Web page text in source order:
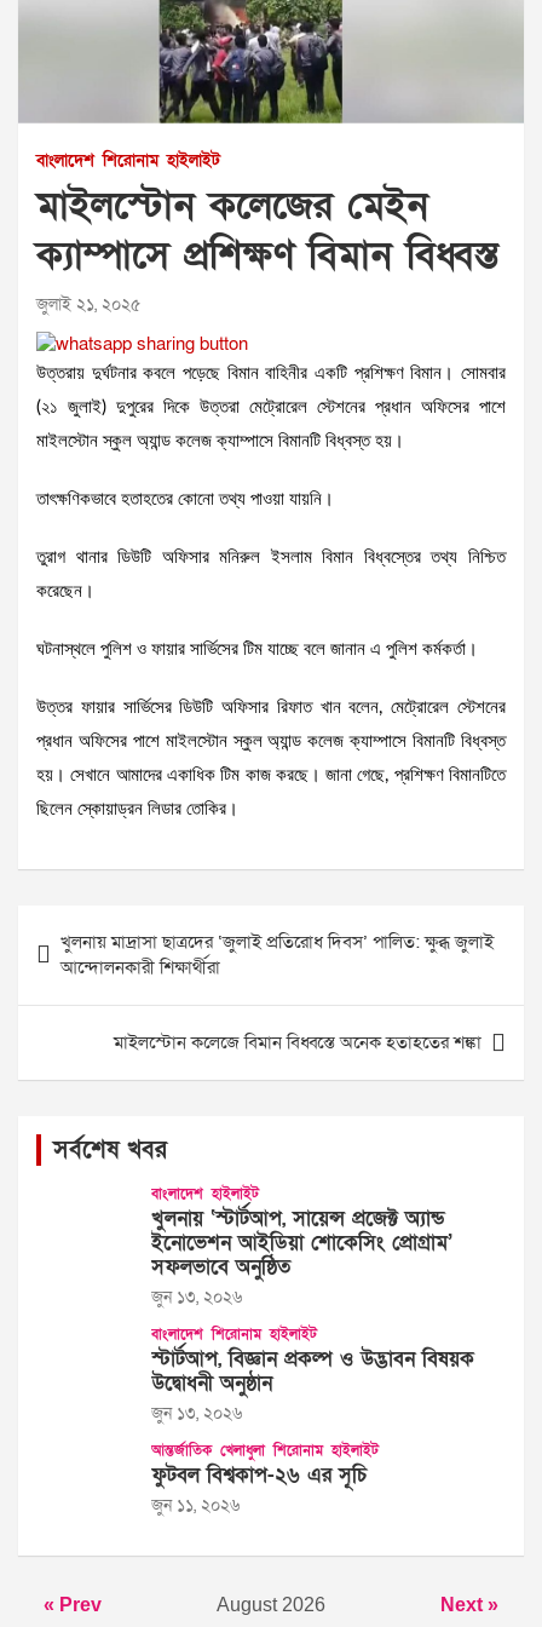
বাংলাদেশ শিরোনাম হাইলাইট
মাইলস্টোন কলেজের মেইন
ক্যাম্পাসে প্রশিক্ষণ বিমান বিধ্বস্ত
জুলাই ২১, ২০২৫
উত্তরায় দুর্ঘটনার কবলে পড়েছে বিমান বাহিনীর একটি প্রশিক্ষণ বিমান। সোমবার
(২১ জুলাই) দুপুরের দিকে উত্তরা মেট্রোরেল স্টেশনের প্রধান অফিসের পাশে
মাইলস্টোন স্কুল অ্যান্ড কলেজ ক্যাম্পাসে বিমানটি বিধ্বস্ত হয়।
তাৎক্ষণিকভাবে হতাহতের কোনো তথ্য পাওয়া যায়নি।
তুরাগ থানার ডিউটি অফিসার মনিরুল ইসলাম বিমান বিধ্বস্তের তথ্য নিশ্চিত
করেছেন।
ঘটনাস্থলে পুলিশ ও ফায়ার সার্ভিসের টিম যাচ্ছে বলে জানান এ পুলিশ কর্মকর্তা।
উত্তর ফায়ার সার্ভিসের ডিউটি অফিসার রিফাত খান বলেন, মেট্রোরেল স্টেশনের
প্রধান অফিসের পাশে মাইলস্টোন স্কুল অ্যান্ড কলেজ ক্যাম্পাসে বিমানটি বিধ্বস্ত
হয়। সেখানে আমাদের একাধিক টিম কাজ করছে। জানা গেছে, প্রশিক্ষণ বিমানটিতে
ছিলেন স্কোয়াড্রন লিডার তোকির।
navigation
খুলনায় মাদ্রাসা ছাত্রদের ‘জুলাই প্রতিরোধ দিবস’ পালিত: ক্ষুব্ধ জুলাই
আন্দোলনকারী শিক্ষার্থীরা
মাইলস্টোন কলেজে বিমান বিধ্বস্তে অনেক হতাহতের শঙ্কা
সর্বশেষ খবর
বাংলাদেশ হাইলাইট
খুলনায় ‘স্টার্টআপ, সায়েন্স প্রজেক্ট অ্যান্ড
ইনোভেশন আইডিয়া শোকেসিং প্রোগ্রাম’
সফলভাবে অনুষ্ঠিত
জুন ১৩, ২০২৬
বাংলাদেশ শিরোনাম হাইলাইট
স্টার্টআপ, বিজ্ঞান প্রকল্প ও উদ্ভাবন বিষয়ক
উদ্বোধনী অনুষ্ঠান
জুন ১৩, ২০২৬
আন্তর্জাতিক খেলাধুলা শিরোনাম হাইলাইট
ফুটবল বিশ্বকাপ-২৬ এর সূচি
জুন ১১, ২০২৬
« Prev August 2026 Next »